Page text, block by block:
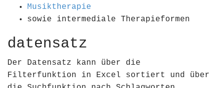
Musiktherapie
sowie intermediale Therapieformen
datensatz
Der Datensatz kann über die
Filterfunktion in Excel sortiert und über